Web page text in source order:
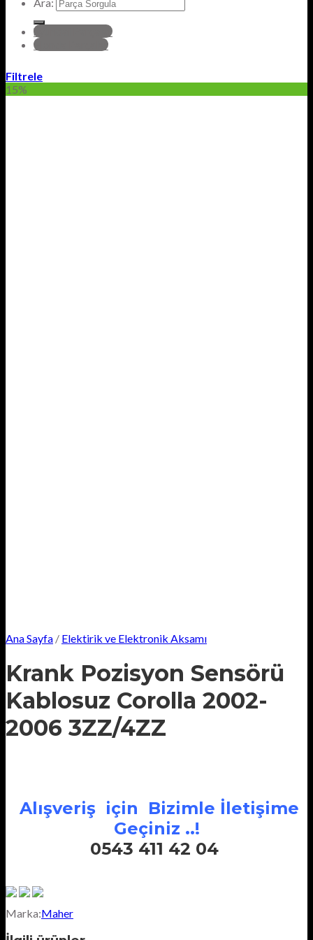
hyundai Parçalar
Honda Parçalar
Filtrele
15%
Ana Sayfa / Elektirik ve Elektronik Aksamı
Krank Pozisyon Sensörü
Kablosuz Corolla 2002-
2006 3ZZ/4ZZ
Alışveriş için Bizimle İletişime
Geçiniz ..!
0543 411 42 04
Marka:Maher